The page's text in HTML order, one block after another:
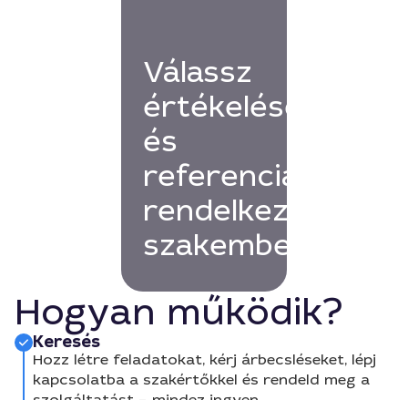
Válassz
értékelésekkel
és
referenciákkal
rendelkező
szakembert!
Hogyan működik?
Keresés
Hozz létre feladatokat, kérj árbecsléseket, lépj
kapcsolatba a szakértőkkel és rendeld meg a